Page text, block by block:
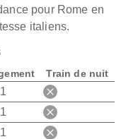
pour Rome en
italiens.
Train de nuit
1
1
1